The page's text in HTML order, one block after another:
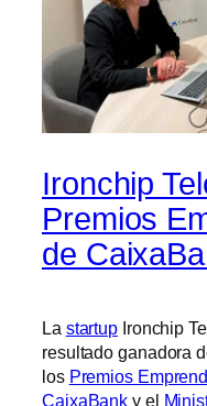
Ironchip
Premios
de
La startup Ironchip
resultado ganadora
los Premios
CaixaBank y el